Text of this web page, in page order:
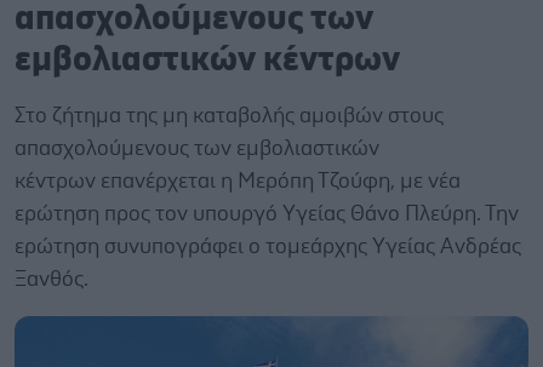
απασχολούμενους των
εμβολιαστικών κέντρων
Στο ζήτημα της μη καταβολής αμοιβών στους
απασχολούμενους των εμβολιαστικών
κέντρων επανέρχεται η Μερόπη Τζούφη, με νέα
ερώτηση προς τον υπουργό Υγείας Θάνο Πλεύρη. Την
ερώτηση συνυπογράφει ο τομεάρχης Υγείας Ανδρέας
Ξανθός.